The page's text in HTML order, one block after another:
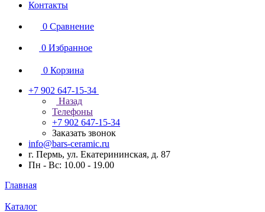
Контакты
0 Сравнение
0 Избранное
0 Корзина
+7 902 647-15-34
Назад
Телефоны
+7 902 647-15-34
Заказать звонок
info@bars-ceramic.ru
г. Пермь, ул. Екатерининская, д. 87
Пн - Вс: 10.00 - 19.00
Главная
Каталог